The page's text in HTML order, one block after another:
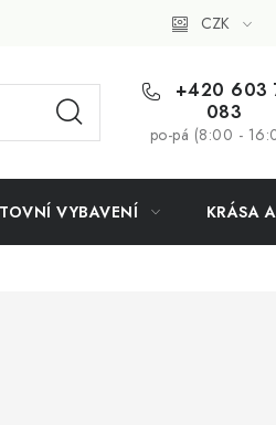
Slevový systémCZK
+420 603
083
po-pá (8:00 -
VYBAVENÍ KRÁSA